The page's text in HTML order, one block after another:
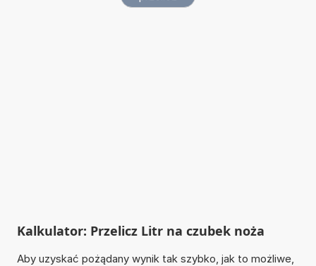
Kalkulator: Przelicz Litr na czubek noża
Aby uzyskać pożądany wynik tak szybko, jak to możliwe,